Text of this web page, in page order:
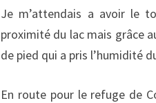
Je m’attendais a avoir le
proximité du lac mais grâce
de pied qui a pris l’humidité
En route pour le refuge de